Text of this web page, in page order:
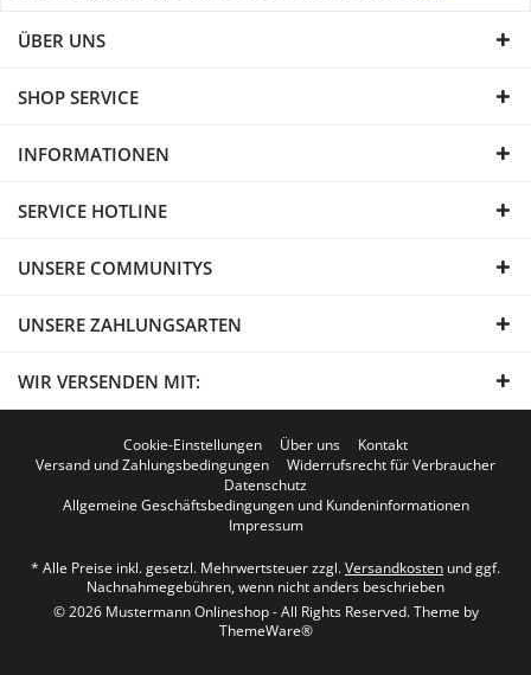
ÜBER UNS
SHOP SERVICE
INFORMATIONEN
SERVICE HOTLINE
UNSERE COMMUNITYS
UNSERE ZAHLUNGSARTEN
WIR VERSENDEN MIT:
Cookie-Einstellungen Über uns
Kontakt
Versand und Zahlungsbedingungen
Widerrufsrecht für Verbraucher
Datenschutz
Allgemeine Geschäftsbedingungen und Kundeninformationen
Impressum
* Alle Preise inkl. gesetzl. Mehrwertsteuer zzgl.Versandkosten und ggf.
Nachnahmegebühren, wenn nicht anders beschrieben
© 2026 Mustermann Onlineshop - All Rights Reserved. Theme by
ThemeWare®